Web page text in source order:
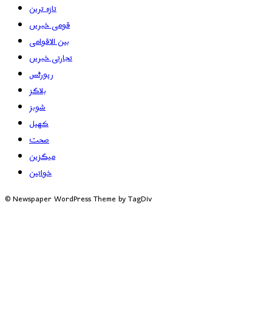
تازہ ترین
قومی خبریں
بین الاقوامی
تجارتی خبریں
رپورٹس
بلاگز
شوبز
کھیل
صحت
میگزین
خواتین
© Newspaper WordPress Theme by TagDiv